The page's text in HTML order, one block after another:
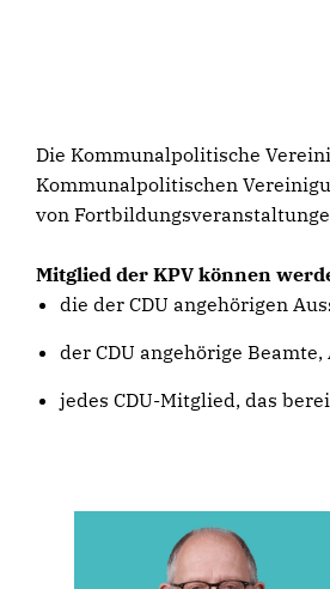
Die Kommunalpolitische
Kommunalpolitischen
von
Mitglied der KPV können
die der CDU angehörigen
der CDU angehörige
jedes CDU-Mitglied, das